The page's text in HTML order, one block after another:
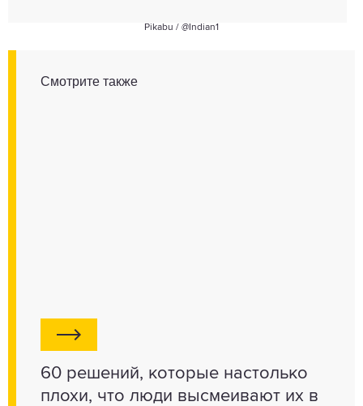
Pikabu / @Indian1
Смотрите также
60 решений, которые настолько
плохи, что люди высмеивают их в